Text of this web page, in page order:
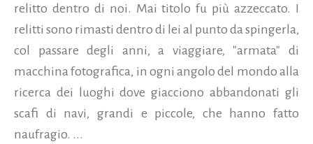
relitto dentro di noi. Mai titolo fu più azzeccato. I
relitti sono rimasti dentro di lei al punto da spingerla,
col passare degli anni, a viaggiare, "armata" di
macchina fotografica, in ogni angolo del mondo alla
ricerca dei luoghi dove giacciono abbandonati gli
scafi di navi, grandi e piccole, che hanno fatto
naufragio. ...